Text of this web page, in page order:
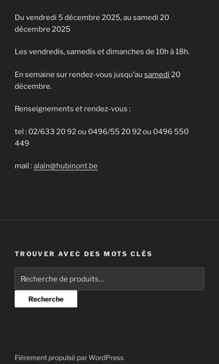
Du vendredi 5 décembre 2025, au samedi 20
décembre 2025
Les vendredis, samedis et dimanches de 10h à 18h.
En semaine sur rendez-vous jusqu’au samedi 20
décembre.
Renseignements et rendez-vous :
tel : 02/633 20 92 ou 0496/55 20 92 ou 0496 550
449
mail :alain@hubinont.be
TROUVER AVEC DES MOTS CLÉS
pour :
Recherche
Fièrement propulsé par WordPress